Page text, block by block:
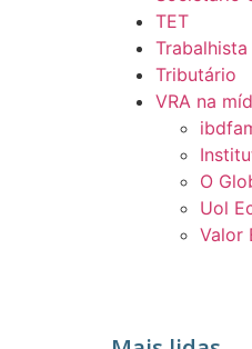
TET
Trabalhista
Tributário
VRA na
O
Uol
Valor